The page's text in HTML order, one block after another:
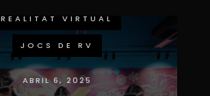
REALITAT VIRTUAL
JOCS DE RV
ABRIL 6, 2025